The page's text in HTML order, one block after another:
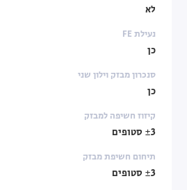
לא
נעילת FE
כן
סנכרון מבזק וילון שני
כן
קיזוז חשיפה למבזק
±3 סטופים
תיחום חשיפת מבזק
±3 סטופים